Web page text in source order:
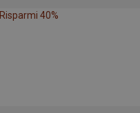
Risparmi 40%